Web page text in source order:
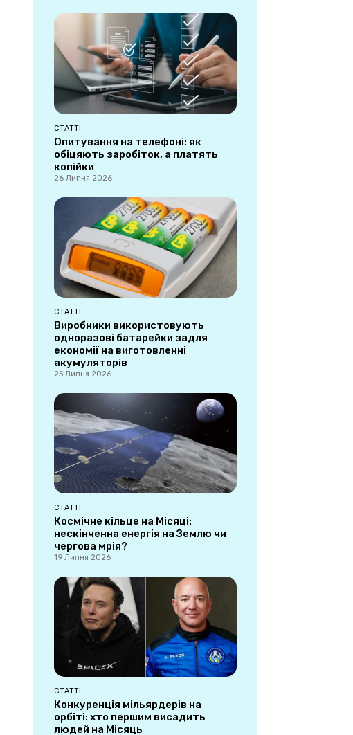
СТАТТІ
Опитування на телефоні: як
обіцяють заробіток, а платять
копійки
26 Липня 2026
СТАТТІ
Виробники використовують
одноразові батарейки задля
економії на виготовленні
акумуляторів
25 Липня 2026
СТАТТІ
Космічне кільце на Місяці:
нескінченна енергія на Землю чи
чергова мрія?
19 Липня 2026
СТАТТІ
Конкуренція мільярдерів на
орбіті: хто першим висадить
людей на Місяць